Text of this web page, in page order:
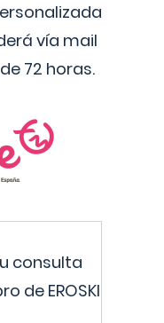
vía mail
72 horas.
consulta
de EROSKI